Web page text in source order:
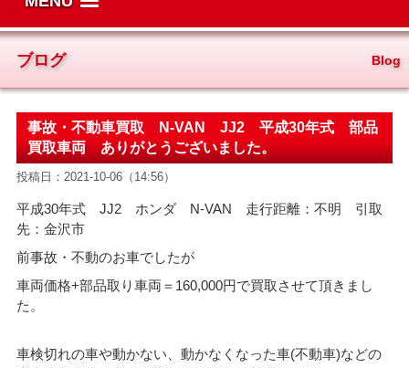
ブログ Blog
事故・不動車買取 N-VAN JJ2 平成30年式 部品
買取車両 ありがとうございました。
投稿日：2021-10-06（14:56）
平成30年式 JJ2 ホンダ N-VAN 走行距離：不明 引取
先：金沢市
前事故・不動のお車でしたが
車両価格+部品取り車両＝160,000円で買取させて頂きまし
た。
車検切れの車や動かない、動かなくなった車(不動車)などの